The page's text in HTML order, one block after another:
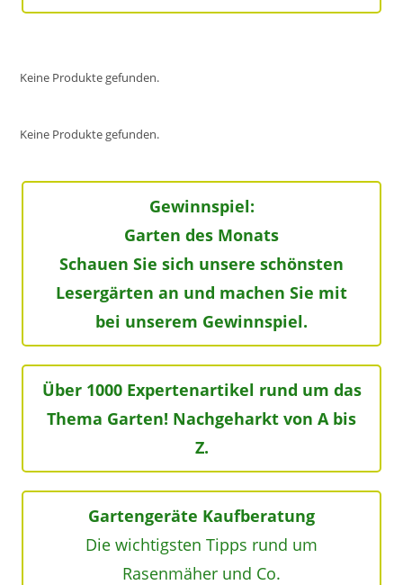
Keine Produkte gefunden.
Keine Produkte gefunden.
Gewinnspiel:
Garten des Monats
Schauen Sie sich unsere schönsten
Lesergärten an und machen Sie mit
bei unserem Gewinnspiel.
Über 1000 Expertenartikel rund um das
Thema Garten! Nachgeharkt von A bis
Z.
Gartengeräte Kaufberatung
Die wichtigsten Tipps rund um
Rasenmäher und Co.